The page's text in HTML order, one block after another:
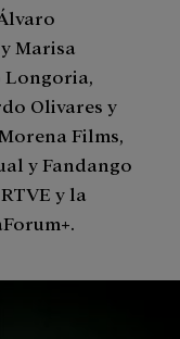
Marisa
Olivares y
Morena Films,
y Fandango
y la